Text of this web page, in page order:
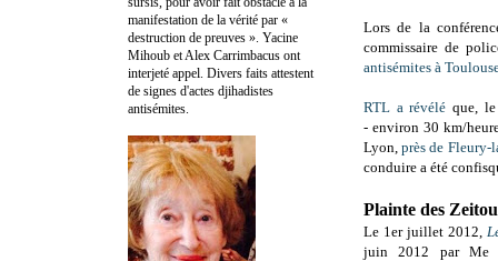
Lors de la
commissaire de
antisémites à
RTL a révélé que,
- environ 30 km/
Lyon,près de Fleury-
conduire a été
Plainte des
Le 1er juillet 2012,
juin 2012 par Me
manifestation de la vérité par «
destruction de preuves ». Yacine
Mihoub et Alex Carrimbacus ont
interjeté appel. Divers faits attestent
de signes d'actes djihadistes
antisémites.